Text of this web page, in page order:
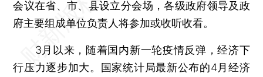
会议在省、市、县设立分会场，各级政府领导及政
府主要组成单位负责人将参加或收听收看。
3月以来，随着国内新一轮疫情反弹，经济下
行压力逐步加大。国家统计局最新公布的4月经济